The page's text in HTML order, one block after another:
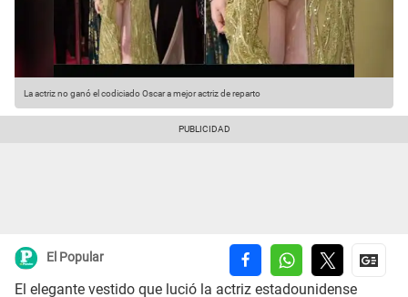
La actriz no ganó el codiciado Oscar a mejor actriz de reparto
El Popular
El elegante vestido que lució la actriz estadounidense